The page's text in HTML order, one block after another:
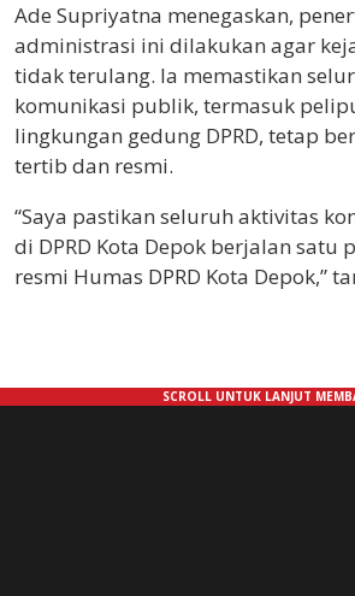
Ade Supriyatna menegaskan,
administrasi ini dilakukan agar
tidak terulang. Ia memastikan
komunikasi publik, termasuk
lingkungan gedung DPRD, tetap
tertib dan resmi.
“Saya pastikan seluruh aktivitas
di DPRD Kota Depok berjalan
resmi Humas DPRD Kota Depok,”